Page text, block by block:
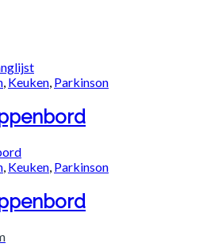
, Keuken, Parkinson
, Keuken, Parkinson